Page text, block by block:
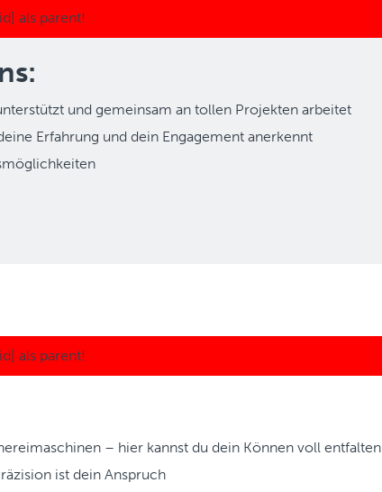
und gemeinsam an tollen Projekten arbeitet
Erfahrung und dein Engagement anerkennt
– hier kannst du dein Können voll entfalten
ist dein Anspruch